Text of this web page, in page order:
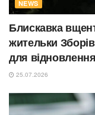
NEWS
Блискавка
жительки
для
25.07.2026